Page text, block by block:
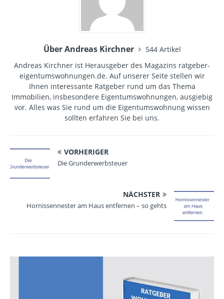
Über Andreas Kirchner
544 Artikel
Andreas Kirchner ist Herausgeber des Magazins ratgeber-
eigentumswohnungen.de. Auf unserer Seite stellen wir
Ihnen interessante Ratgeber rund um das Thema
Immobilien, insbesondere Eigentumswohnungen, ausgiebig
vor. Alles was Sie rund um die Eigentumswohnung wissen
sollten erfahren Sie bei uns.
VORHERIGER
Die Grunderwerbsteuer
NÄCHSTER
Hornissennester am Haus entfernen – so gehts